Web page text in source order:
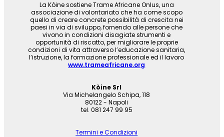
La Kòine sostiene Trame Africane Onlus, una
associazione di volontariato che ha come scopo
quello di creare concrete possibilità di crescita nei
paesi in via di sviluppo, fornendo alle persone che
vivono in condizioni disagiate strumenti e
opportunità di riscatto, per migliorare le proprie
condizioni di vita attraverso l’educazione sanitaria,
l’istruzione, la formazione professionale ed il lavoro
www.trameafricane.org
Kòine Srl
Via Michelangelo Schipa, 118
80122 - Napoli
tel. 081 247 99 95
Termini e Condizioni